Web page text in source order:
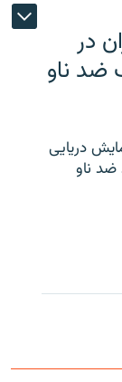
در
ضد ناو
دریایی
ناو